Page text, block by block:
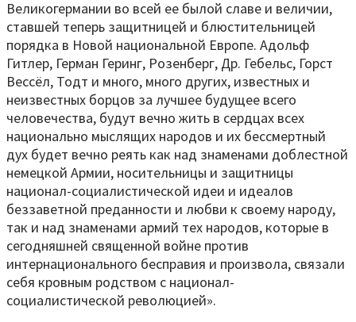
Великогермании во всей ее былой славе и величии,
ставшей теперь защитницей и блюстительницей
порядка в Новой национальной Европе. Адольф
Гитлер, Герман Геринг, Розенберг, Др. Гебельс, Горст
Вессёл, Тодт и много, много других, известных и
неизвестных борцов за лучшее будущее всего
человечества, будут вечно жить в сердцах всех
национально мыслящих народов и их бессмертный
дух будет вечно реять как над знаменами доблестной
немецкой Армии, носительницы и защитницы
национал-социалистической идеи и идеалов
беззаветной преданности и любви к своему народу,
так и над знаменами армий тех народов, которые в
сегодняшней священной войне против
интернационального бесправия и произвола, связали
себя кровным родством с национал-
социалистической революцией».